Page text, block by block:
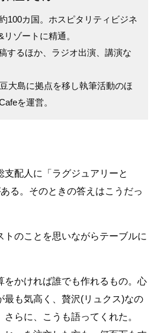
100カ国。ホスピタリティビジネ
ゾートに精通。
するほか、ラジオ出演、講演な
大島に拠点を移し執筆活動のほ
を運営。
配人に「ラグジュアリーと
る。そのときの答えはこうだっ
トのことを思いながらテーブルに
をかければ誰でも作れるもの。心
最も気高く、贅沢(リュクス)なの
らに、こうも語ってくれた。